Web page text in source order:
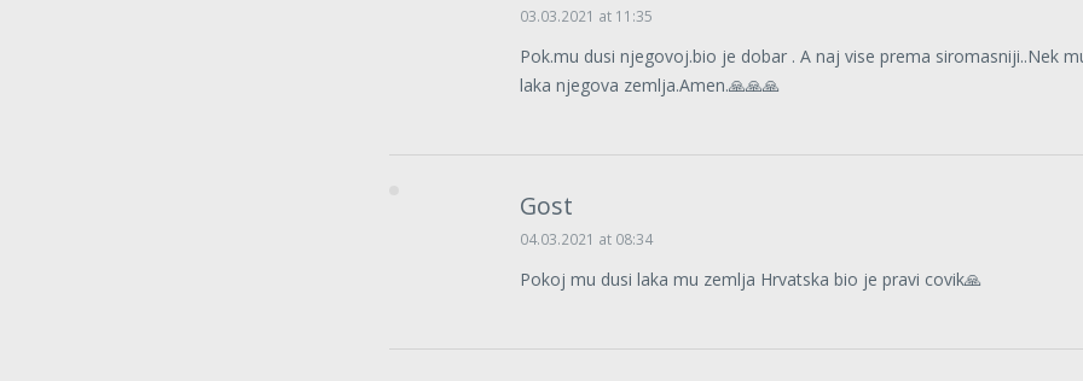
03.03.2021 at 11:35
Pok.mu dusi njegovoj.bio je dobar . A naj vise prema siromasniji..Nek
laka njegova zemlja.Amen.🙏🙏🙏
Gost
04.03.2021 at 08:34
Pokoj mu dusi laka mu zemlja Hrvatska bio je pravi covik🙏